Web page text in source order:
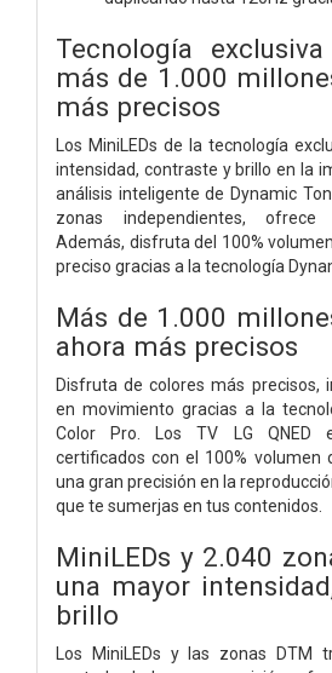
Tecnología
más de 1.000
más precisos
Los MiniLEDs de la tecnología
intensidad, contraste y brillo en la
análisis inteligente de Dynamic
zonas independientes, ofrece
Además, disfruta del 100%
preciso gracias a la tecnología
Más de 1.000
ahora más precisos
Disfruta de colores más precisos,
en movimiento gracias a la
Color Pro. Los TV LG QNED
certificados con el 100% volumen
una gran precisión en la
que te sumerjas en tus contenidos.
MiniLEDs y 2.040
una mayor
brillo
Los MiniLEDs y las zonas DTM